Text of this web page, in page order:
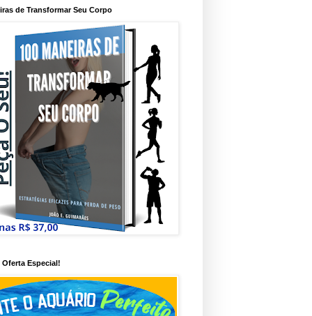
de Transformar Seu Corpo
Oferta Especial!